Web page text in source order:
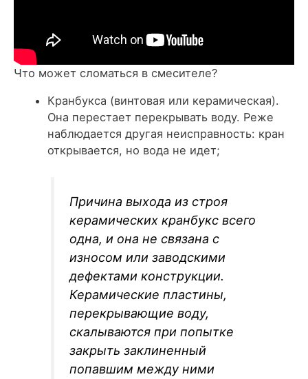
Что может сломаться в смесителе?
Кранбукса (винтовая или керамическая).
Она перестает перекрывать воду. Реже
наблюдается другая неисправность: кран
открывается, но вода не идет;
Причина выхода из строя
керамических кранбукс всего
одна, и она не связана с
износом или заводскими
дефектами конструкции.
Керамические пластины,
перекрывающие воду,
скалываются при попытке
закрыть заклиненный
попавшим между ними